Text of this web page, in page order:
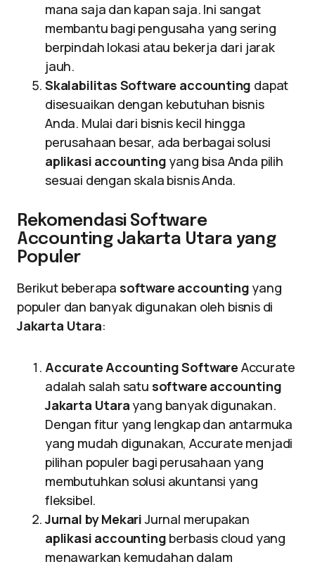
mana saja dan kapan saja. Ini sangat
membantu bagi pengusaha yang sering
berpindah lokasi atau bekerja dari jarak
jauh.
Skalabilitas Software accounting dapat
disesuaikan dengan kebutuhan bisnis
Anda. Mulai dari bisnis kecil hingga
perusahaan besar, ada berbagai solusi
aplikasi accounting yang bisa Anda pilih
sesuai dengan skala bisnis Anda.
Rekomendasi Software
Accounting Jakarta Utara yang
Populer
Berikut beberapa software accounting yang
populer dan banyak digunakan oleh bisnis di
Jakarta Utara:
Accurate Accounting Software Accurate
adalah salah satu software accounting
Jakarta Utara yang banyak digunakan.
Dengan fitur yang lengkap dan antarmuka
yang mudah digunakan, Accurate menjadi
pilihan populer bagi perusahaan yang
membutuhkan solusi akuntansi yang
fleksibel.
Jurnal by MekariJurnal merupakan
aplikasi accounting berbasis cloud yang
menawarkan kemudahan dalam